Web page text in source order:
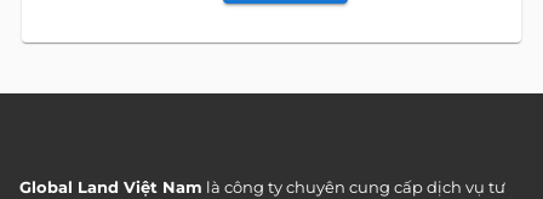
Global Land Việt Nam là công ty chuyên cung cấp dịch vụ tư